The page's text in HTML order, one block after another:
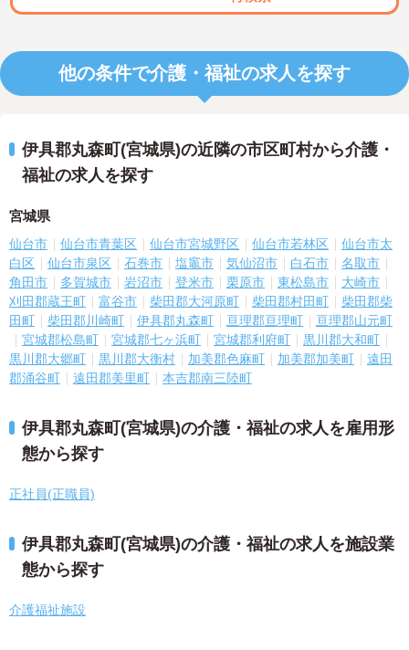
他の条件で介護・福祉の求人を探す
伊具郡丸森町(宮城県)の近隣の市区町村から介護・
福祉の求人を探す
宮城県
仙台市 仙台市青葉区 仙台市宮城野区 仙台市若林区
仙台市太
白区
仙台市泉区 石巻市 塩竈市 気仙沼市 白石市
名取市
角田市
多賀城市 岩沼市 登米市 栗原市 東松島市
大崎市
刈田郡蔵王町
富谷市 柴田郡大河原町 柴田郡村田町
柴田郡柴
田町
柴田郡川崎町 伊具郡丸森町 亘理郡亘理町
亘理郡山元町
宮城郡松島町
宮城郡七ヶ浜町 宮城郡利府町
黒川郡大和町
黒川郡大郷町
黒川郡大衡村 加美郡色麻町 加美郡加美町
遠田
郡涌谷町
遠田郡美里町 本吉郡南三陸町
伊具郡丸森町(宮城県)の介護・福祉の求人を雇用形
態から探す
正社員(正職員)
伊具郡丸森町(宮城県)の介護・福祉の求人を施設業
態から探す
介護福祉施設